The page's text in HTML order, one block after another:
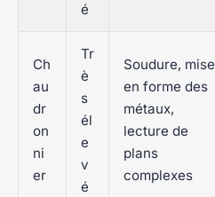
é
Ch
au
dr
on
ni
er
Tr
è
s
él
e
v
é
Soudure, mise
en forme des
métaux,
lecture de
plans
complexes